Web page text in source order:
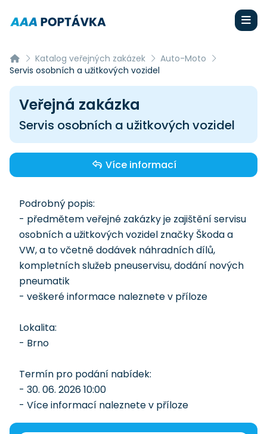
Katalog veřejných zakázek
Auto-Moto
Servis osobních a užitkových vozidel
Veřejná zakázka
Servis osobních a užitkových vozidel
Více informací
Podrobný popis:
- předmětem veřejné zakázky je zajištění servisu
osobních a užitkových vozidel značky Škoda a
VW, a to včetně dodávek náhradních dílů,
kompletních služeb pneuservisu, dodání nových
pneumatik
- veškeré informace naleznete v příloze
Lokalita:
- Brno
Termín pro podání nabídek:
- 30. 06. 2026 10:00
- Více informací naleznete v příloze